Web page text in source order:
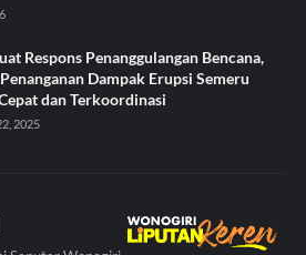
Respons Penanggulangan Bencana,
Dampak Erupsi Semeru
dan Terkoordinasi
2025